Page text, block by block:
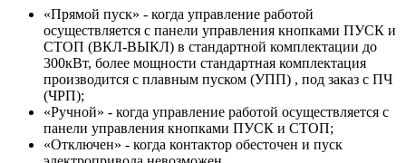
«Прямой пуск» - когда управление работой
осуществляется с панели управления кнопками ПУСК и
СТОП (ВКЛ-ВЫКЛ) в стандартной комплектации до
300кВт, более мощности стандартная комплектация
производится с плавным пуском (УПП) , под заказ с ПЧ
(ЧРП);
«Ручной» - когда управление работой осуществляется с
панели управления кнопками ПУСК и СТОП;
«Отключен» - когда контактор обесточен и пуск